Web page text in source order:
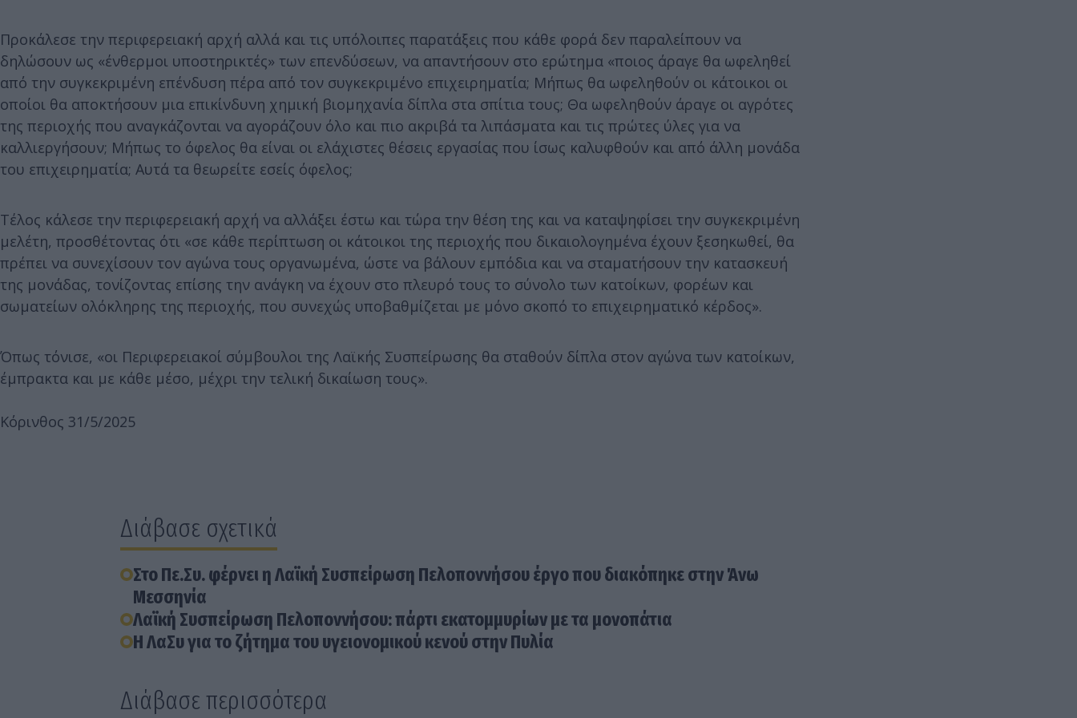
Προκάλεσε την περιφερειακή αρχή αλλά και τις υπόλοιπες παρατάξεις που κάθε φορά δεν παραλείπουν να
δηλώσουν ως «ένθερμοι υποστηρικτές» των επενδύσεων, να απαντήσουν στο ερώτημα «ποιος άραγε θα ωφεληθεί
από την συγκεκριμένη επένδυση πέρα από τον συγκεκριμένο επιχειρηματία; Μήπως θα ωφεληθούν οι κάτοικοι οι
οποίοι θα αποκτήσουν μια επικίνδυνη χημική βιομηχανία δίπλα στα σπίτια τους; Θα ωφεληθούν άραγε οι αγρότες
της περιοχής που αναγκάζονται να αγοράζουν όλο και πιο ακριβά τα λιπάσματα και τις πρώτες ύλες για να
καλλιεργήσουν; Μήπως το όφελος θα είναι οι ελάχιστες θέσεις εργασίας που ίσως καλυφθούν και από άλλη μονάδα
του επιχειρηματία; Αυτά τα θεωρείτε εσείς όφελος;
Τέλος κάλεσε την περιφερειακή αρχή να αλλάξει έστω και τώρα την θέση της και να καταψηφίσει την συγκεκριμένη
μελέτη, προσθέτοντας ότι «σε κάθε περίπτωση οι κάτοικοι της περιοχής που δικαιολογημένα έχουν ξεσηκωθεί, θα
πρέπει να συνεχίσουν τον αγώνα τους οργανωμένα, ώστε να βάλουν εμπόδια και να σταματήσουν την κατασκευή
της μονάδας, τονίζοντας επίσης την ανάγκη να έχουν στο πλευρό τους το σύνολο των κατοίκων, φορέων και
σωματείων ολόκληρης της περιοχής, που συνεχώς υποβαθμίζεται με μόνο σκοπό το επιχειρηματικό κέρδος».
Όπως τόνισε, «οι Περιφερειακοί σύμβουλοι της Λαϊκής Συσπείρωσης θα σταθούν δίπλα στον αγώνα των κατοίκων,
έμπρακτα και με κάθε μέσο, μέχρι την τελική δικαίωση τους».
Κόρινθος 31/5/2025
Διάβασε σχετικά
Στο Πε.Συ. φέρνει η Λαϊκή Συσπείρωση Πελοποννήσου έργο που διακόπηκε στην Άνω
Μεσσηνία
Λαϊκή Συσπείρωση Πελοποννήσου: πάρτι εκατομμυρίων με τα μονοπάτια
Η ΛαΣυ για το ζήτημα του υγειονομικού κενού στην Πυλία
Διάβασε περισσότερα